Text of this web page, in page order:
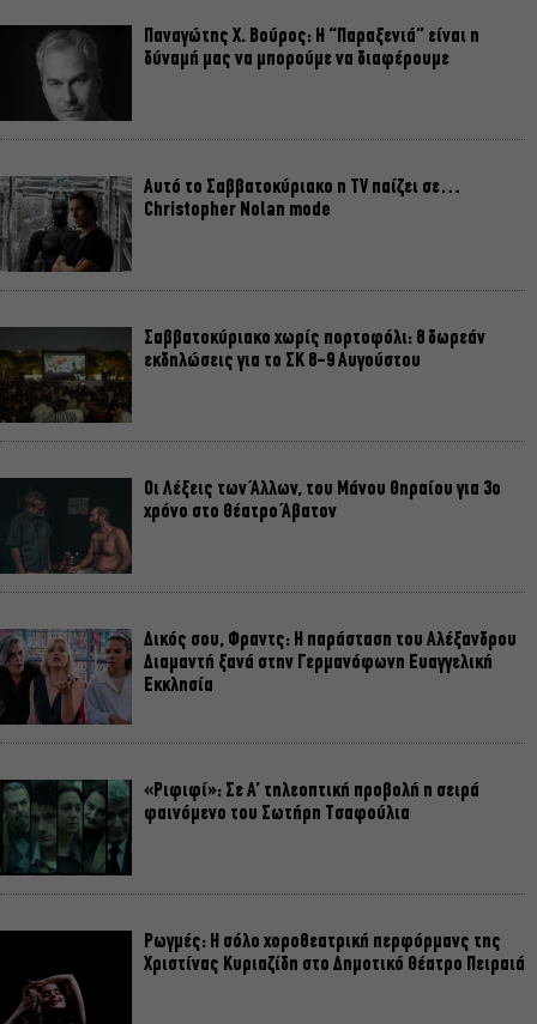
Παναγώτης Χ. Βούρος: Η “Παραξενιά” είναι η
δύναμή μας να μπορούμε να διαφέρουμε
Αυτό το Σαββατοκύριακο η TV παίζει σε…
Christopher Nolan mode
Σαββατοκύριακο χωρίς πορτοφόλι: 8 δωρεάν
εκδηλώσεις για το ΣΚ 8-9 Αυγούστου
Οι Λέξεις των Άλλων, του Μάνου Θηραίου για 3ο
χρόνο στο Θέατρο Άβατον
Δικός σου, Φραντς: Η παράσταση του Αλέξανδρου
Διαμαντή ξανά στην Γερμανόφωνη Ευαγγελική
Εκκλησία
«Ριφιφί»: Σε Α’ τηλεοπτική προβολή η σειρά
φαινόμενο του Σωτήρη Τσαφούλια
Ρωγμές: Η σόλο χοροθεατρική περφόρμανς της
Χριστίνας Κυριαζίδη στο Δημοτικό Θέατρο Πειραιά